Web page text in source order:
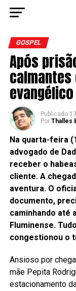
GOSPEL
Após
evangélico
Publicado
Por Thalles
Na quarta-feira
advogado de
receber o
cliente. A
aventura. O
documento,
caminhando até
Fluminense.
congestionou o
Ansioso por
mãe Pepita
estacionamento